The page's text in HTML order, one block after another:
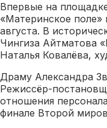
Впервые на
«Материнское
августа. В
Чингиза Айтматова
Наталья Ковалёва,
Драму Александра
Режиссёр-
отношения
финале Второй